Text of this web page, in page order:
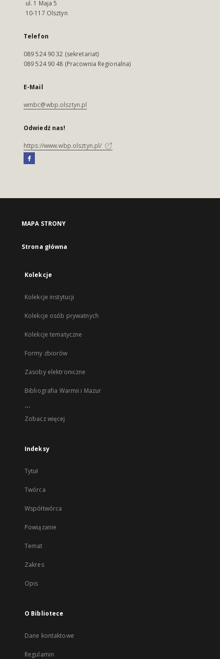
ul. 1 Maja 5
10-117 Olsztyn
Telefon
089 524 90 32 (sekretariat)
089 524 90 48 (Pracownia Regionalna)
E-Mail
wmbc@wbp.olsztyn.pl
Odwiedź nas!
https://www.wbp.olsztyn.pl/
MAPA STRONY
Strona główna
Kolekcje
Kolekcje instytucji
Kolekcje osób prywatnych
Kolekcje tematyczne
Formy zbiorów
Zasoby elektroniczne
Bibliografia Warmii i Mazur
...
Zobacz więcej
Indeksy
Tytuł
Twórca
Współtwórca
Powiązanie
Temat
Zakres
Opis
O Bibliotece
Dane kontaktowe
Regulamin